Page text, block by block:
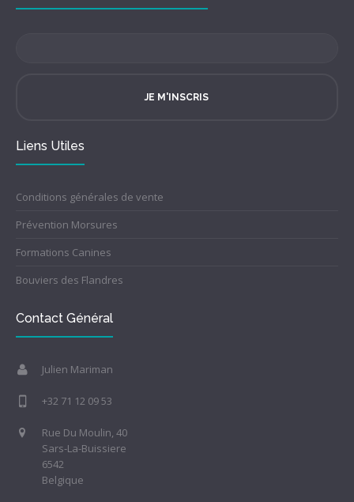
JE M'INSCRIS
Liens Utiles
Conditions générales de vente
Prévention Morsures
Formations Canines
Bouviers des Flandres
Contact Général
Julien Mariman
+32 71 12 09 53
Rue Du Moulin, 40
Sars-La-Buissiere
6542
Belgique